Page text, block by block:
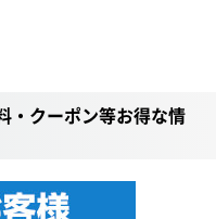
・クーポン等お得な情